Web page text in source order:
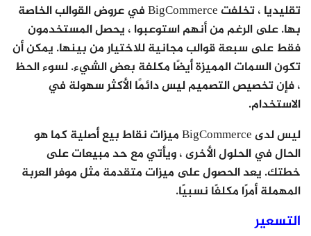
تقليديا ، تخلفت BigCommerce في عروض القوالب الخاصة
بها. على الرغم من أنهم استوعبوا ، يحصل المستخدمون
فقط على سبعة قوالب مجانية للاختيار من بينها. يمكن أن
تكون السمات المميزة أيضًا مكلفة بعض الشيء. لسوء الحظ
، فإن تخصيص التصميم ليس دائمًا الأكثر سهولة في
الاستخدام.
ليس لدى BigCommerce ميزات نقاط بيع أصلية كما هو
الحال في الحلول الأخرى ، ويأتي مع حد مبيعات على
خطتك. يعد الحصول على ميزات متقدمة مثل موفر العربة
المهملة أمرًا مكلفًا نسبيًا.
التسعير